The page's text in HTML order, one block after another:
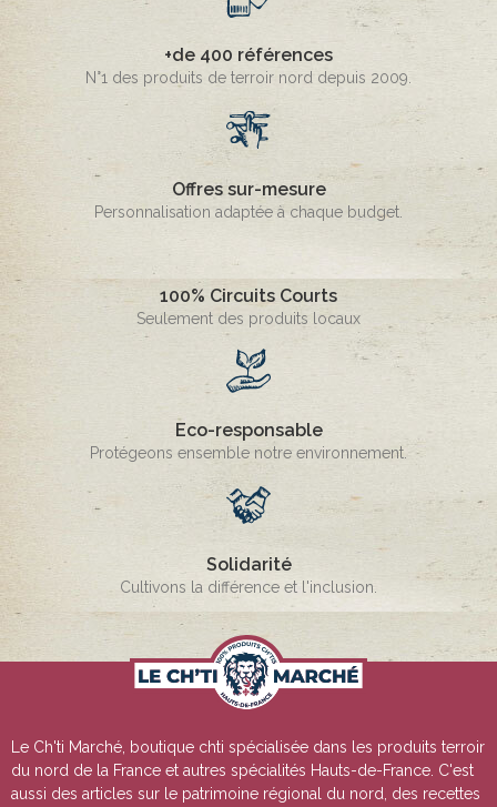
+de 400 références
N°1 des produits de terroir nord depuis 2009.
Offres sur-mesure
Personnalisation adaptée à chaque budget.
100% Circuits Courts
Seulement des produits locaux
Eco-responsable
Protégeons ensemble notre environnement.
Solidarité
Cultivons la différence et l'inclusion.
Le Ch'ti Marché, boutique chti spécialisée dans les produits terroir
du nord de la France et autres spécialités Hauts-de-France. C'est
aussi des articles sur le patrimoine régional du nord, des recettes